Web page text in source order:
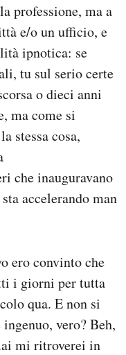
professione, ma a
e/o un ufficio, e
ipnotica: se
tu sul serio certe
o dieci anni
ma come si
stessa cosa,
che inauguravano
accelerando man
ero convinto che
i giorni per tutta
qua. E non si
vero? Beh,
mi ritroverei in